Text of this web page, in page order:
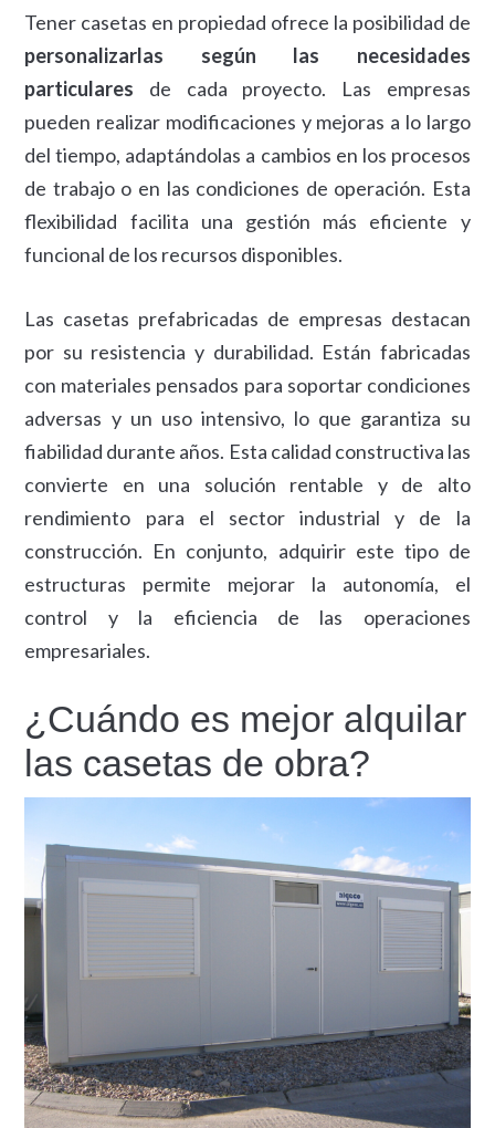
Tener casetas en propiedad ofrece la posibilidad de
personalizarlas según las necesidades
particulares de cada proyecto. Las empresas
pueden realizar modificaciones y mejoras a lo largo
del tiempo, adaptándolas a cambios en los procesos
de trabajo o en las condiciones de operación. Esta
flexibilidad facilita una gestión más eficiente y
funcional de los recursos disponibles.
Las casetas prefabricadas de empresas destacan
por su resistencia y durabilidad. Están fabricadas
con materiales pensados para soportar condiciones
adversas y un uso intensivo, lo que garantiza su
fiabilidad durante años. Esta calidad constructiva las
convierte en una solución rentable y de alto
rendimiento para el sector industrial y de la
construcción. En conjunto, adquirir este tipo de
estructuras permite mejorar la autonomía, el
control y la eficiencia de las operaciones
empresariales.
¿Cuándo es mejor alquilar
las casetas de obra?